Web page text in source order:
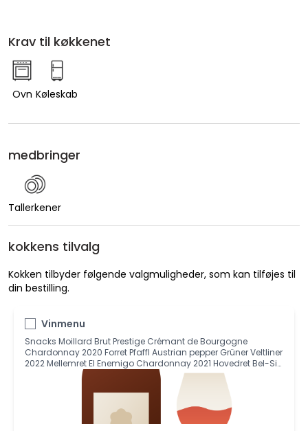
Krav til køkkenet
Ovn Køleskab
medbringer
Tallerkener
kokkens tilvalg
Kokken tilbyder følgende valgmuligheder, som kan tilføjes til
din bestilling.
Vinmenu
Snacks Moillard Brut Prestige Crémant de Bourgogne
Chardonnay 2020 Forret Pfaffl Austrian pepper Grüner Veltliner
2022 Mellemret El Enemigo Chardonnay 2021 Hovedret Bel-Sit
La Turna Barbera 2018 Dessert Allandale Boytritis Viognier